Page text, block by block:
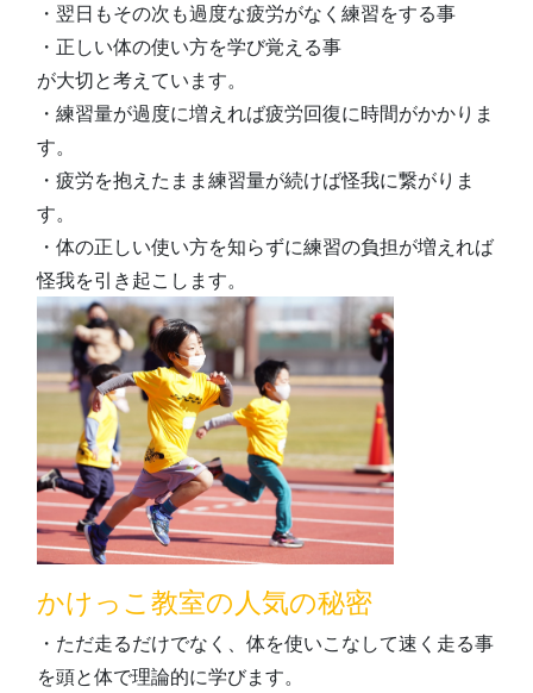
・翌日もその次も過度な疲労がなく練習をする事
・正しい体の使い方を学び覚える事
が大切と考えています。
・練習量が過度に増えれば疲労回復に時間がかかりま
す。
・疲労を抱えたまま練習量が続けば怪我に繋がりま
す。
・体の正しい使い方を知らずに練習の負担が増えれば
怪我を引き起こします。
かけっこ教室の人気の秘密
・ただ走るだけでなく、体を使いこなして速く走る事
を頭と体で理論的に学びます。